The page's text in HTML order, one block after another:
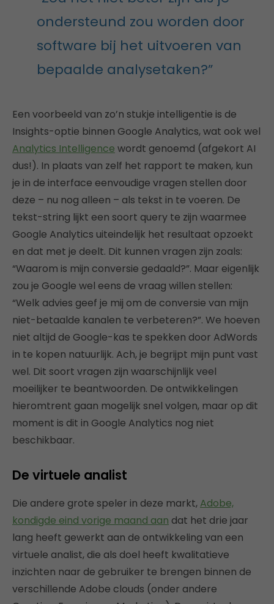
ondersteund zou worden door
software bij het uitvoeren van
bepaalde analysetaken?”
Een voorbeeld van zo’n stukje intelligentie is de
Insights-optie binnen Google Analytics, wat ook wel
Analytics Intelligence wordt genoemd (afgekort AI
dus!). In plaats van zelf het rapport te maken, kun
je in de interface eenvoudige vragen stellen door
deze – nu nog alleen – als tekst in te voeren. De
tekst-string lijkt een soort query te zijn waarmee
Google Analytics uiteindelijk het resultaat opzoekt
en dat met je deelt. Dit kunnen vragen zijn zoals:
“Waarom is mijn conversie gedaald?”. Maar eigenlijk
zou je Google wel eens de vraag willen stellen:
“Welk advies geef je mij om de conversie van mijn
niet-betaalde kanalen te verbeteren?”. We hoeven
niet altijd de Google-kas te spekken door AdWords
in te kopen natuurlijk. Ach, je begrijpt mijn punt vast
wel. Dit soort vragen zijn waarschijnlijk veel
moeilijker te beantwoorden. De ontwikkelingen
hieromtrent gaan mogelijk snel volgen, maar op dit
moment is dit in Google Analytics nog niet
beschikbaar.
De virtuele analist
Die andere grote speler in deze markt, Adobe,
kondigde eind vorige maand aan dat het drie jaar
lang heeft gewerkt aan de ontwikkeling van een
virtuele analist, die als doel heeft kwalitatieve
inzichten naar de gebruiker te brengen binnen de
verschillende Adobe clouds (onder andere